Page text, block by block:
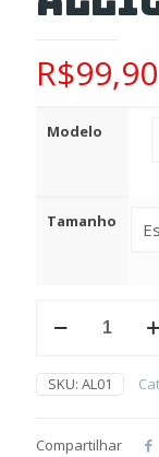
R$99,90
Modelo
Tamanho
Verde
- SKU: AL01
Compartilhar